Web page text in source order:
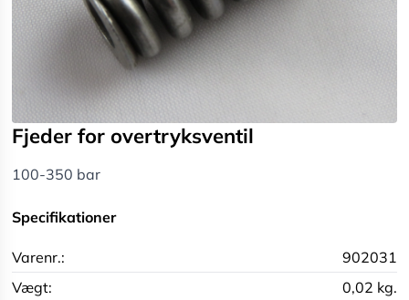
Fjeder for overtryksventil
100-350 bar
Specifikationer
Varenr.:
902031
Vægt:
0,02 kg.